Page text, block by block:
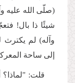
(صلّى الله عليه
شيئًا ذا بال!
وآله) لم يكترث
إلى ساحة
قلت: "لماذا؟